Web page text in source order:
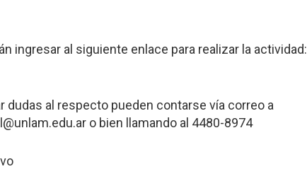
ingresar al siguiente enlace para realizar la actividad:
dudas al respecto pueden contarse vía correo a
o bien llamando al 4480-8974